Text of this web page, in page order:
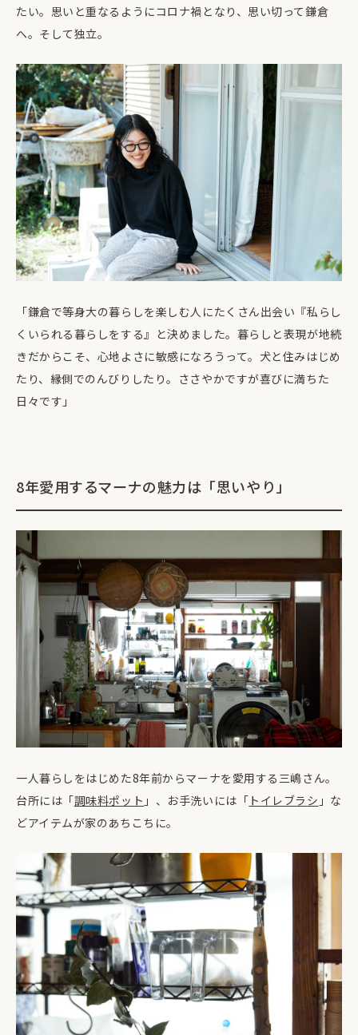
たい。思いと重なるようにコロナ禍となり、思い切って鎌倉
へ。そして独立。
「鎌倉で等身大の暮らしを楽しむ人にたくさん出会い『私らし
くいられる暮らしをする』と決めました。暮らしと表現が地続
きだからこそ、心地よさに敏感になろうって。犬と住みはじめ
たり、縁側でのんびりしたり。ささやかですが喜びに満ちた
日々です」
8年愛用するマーナの魅力は「思いやり」
一人暮らしをはじめた8年前からマーナを愛用する三嶋さん。
台所には「調味料ポット 」、お手洗いには「 トイレブラシ 」な
どアイテムが家のあちこちに。